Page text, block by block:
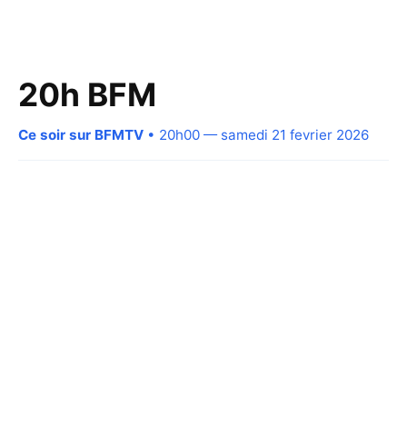
20h BFM
Ce soir sur BFMTV • 20h00 — samedi 21 fevrier 2026